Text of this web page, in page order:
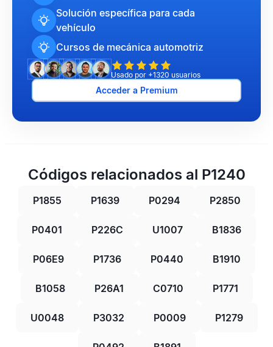
Solución específica para cada
vehículo
Cursos de mecánica automotriz
Usado por +1320 usuarios
Acceder a Premium
Códigos relacionados al P1240
P1855 P1639 P0294 P2850
P0401 P226C U1007 B1836
P06E9 P1736 P0440 B1910
B1058 P26A1 C0710 P1771
U0048 P3032 P0009 P1279